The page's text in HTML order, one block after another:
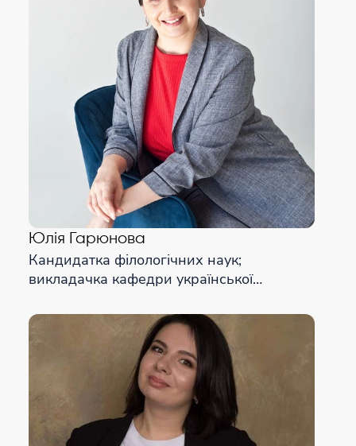
Юлія Гарюнова
Кандидатка філологічних наук;
викладачка кафедри української
навчання Харківської гуманітарно-
педагогічної академії; сертифікована
тьюторка проєкту «Освітній Суп» від
Міжнародної академії тьюторингу;
менторка проєкту «БомбеЗНО»; учасниця
волонтерського проєкту «ЗНОву»; освітня
експертка ГО «Простір знань» від ООН;